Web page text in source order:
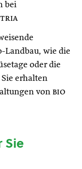
bei
Landbau, wie die
oder die
erhalten
von bio
Sie